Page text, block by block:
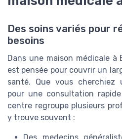
Des soins variés pour
besoins
Dans une maison médicale à
est pensée pour couvrir un
santé. Que vous cherchiez
pour une consultation
centre regroupe plusieurs
y trouve souvent :
Des medecins